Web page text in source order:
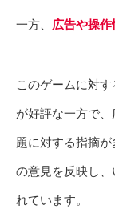
一方、 広告や操
このゲームに対
が好評な一方で
題に対する指摘
の意見を反映し
れています。